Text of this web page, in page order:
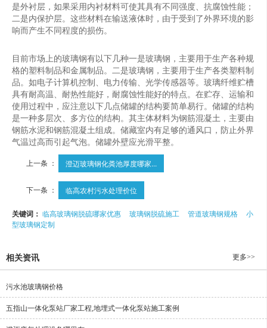
是外衬层，如果采用内衬材料可使其具有不同强度、抗腐蚀性能；
二是内保护层。这些材料在输送液体时，由于受到了外界环境的影
响而产生不同程度的损伤。
目前市场上的玻璃钢有以下几种一是玻璃钢，主要用于生产各种规
格的塑料制品和金属制品。二是玻璃钢，主要用于生产各类塑料制
品。如电子计算机控制、电力传输、光学传感器等。玻璃纤维贮槽
具有耐高温、耐热性能好，耐腐蚀性能好的特点。在贮存、运输和
使用过程中，应注意以下几点储罐的结构要简单易行。储罐的结构
是一种多层次、多方位的结构。其主体材料为钢筋混凝土，主要由
钢筋水泥和钢筋混凝土组成。储藏室内有足够的通风口，防止外界
气温过高而引起气泡。储罐外壁应光滑平整。
上一条 ： 澄迈玻璃钢化粪池厚度哪家...
下一条 ： 临高农村污水处理价位
关键词： 临高玻璃钢脱硫哪家优惠 玻璃钢脱硫施工 管道玻璃钢规格
小
型玻璃钢定制
相关资讯 更多>>
污水池玻璃钢价格
五指山一体化泵站厂家工程,地埋式一体化泵站施工案例